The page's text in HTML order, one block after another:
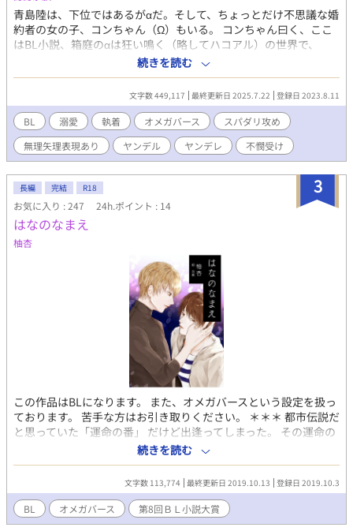
青島陸は、下位ではあるがαだ。そして、ちょっとだけ不思議な婚
約者の女の子、コンちゃん（Ω）もいる。 コンちゃん曰く、ここ
はBL小説、箱庭のαは狂い鳴く（略してハコアル）の世界で、
『青島陸は京極という最低最悪なスパダリ上位αの手によって、Ω
にされて溺愛されてお城での生活を余儀なくされてしまうの
よ！』らしい。 いや、コンちゃん、ツッコミどころ満載なんだけ
ど？ 最低最悪なスパダリって何？スパダリって最高なんじゃない
の？ だいたい、ビッチングなんて都市伝説だよ？ 溺愛って…… ハ
ピエンなのかメリバなの？
〜〜〜〜〜〜〜〜〜〜〜〜〜〜〜〜〜〜 αがビッチングされてΩに
なるという、n番煎じの話です。 ただ、簡単には堕ちません。 Ω
にさせられたαと、αだった陸をΩに書き換えてでも番にしたかっ
たαの攻防戦（無邪気な頃から泥沼まで）です 攻め様は孤高の最
上位αでしたが、受けに出会い恋愛童貞感漂う俺様αになります。
（ﾅﾝｼﾞｬｿﾘｬ） ただ、後半にむけてヤンデレメーカー（受け）によ
ってかなりヤバイαになってしまうので、独裁者が苦手な方はご注
意下さい なお、出てくるαは基本クズです。 前半はホカホカ？し
ていますが後半になってくるとクズばかりなので、読者様のキャ
パに応じて途中退出してください。 64話位から、闇が深くなりま
す。 100話過ぎると救いが見えません。（一応、パピエン） 読者
様のキャパに応じて途中退出してください。（大事な事なので二
回言います！） そんなのでも良いよというもの好きな方、お気に
入り登録、お願いいたしますm(_ _)m BL祭にエントリーしていま
す。投票してくださると飽きっぽい作者の継続の力の源になりま
すので、よろしくお願いいたします
続きを読む
文字数 449,117 最終更新日 2025.7.22 登録日 2023.8.11
BL 溺愛 執着 オメガバース
スパダリ攻め
無理矢理表現あり
ヤンデル ヤンデレ 不憫受け
3
長編 完結 R18
お気に入り : 247 24h.ポイント : 14
はなのなまえ
柚杏
この作品はBLになります。 また、オメガバースという設定を扱っ
ております。 苦手な方はお引き取りください。 ＊＊＊ 都市伝説だ
と思っていた「運命の番」 だけど出逢ってしまった。 その運命の
相手に。 けれど、その出逢いを無かったことにしてくれと言わ
れ…… ＊＊＊ 某投稿サイトにて書いたオメガバースコンテストの
転載と、その後の話になります。 コンテスト入賞の商品として、
ボイスドラマを作って頂きました。 耳から妊娠しそうな素晴らし
い仕上がりです！ こちらで聴けます↓
https://fujossy.jp/contests/3/awards
続きを読む
文字数 113,774 最終更新日 2019.10.13 登録日 2019.10.3
BL オメガバース 第8回ＢＬ小説大賞